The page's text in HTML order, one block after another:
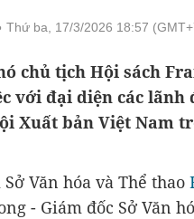
Thứ ba, 17/3/2026 18:57
chủ tịch Hội sách
với đại diện các lãnh
Xuất bản Việt Nam
Văn hóa và Thể thao
- Giám đốc Sở Văn